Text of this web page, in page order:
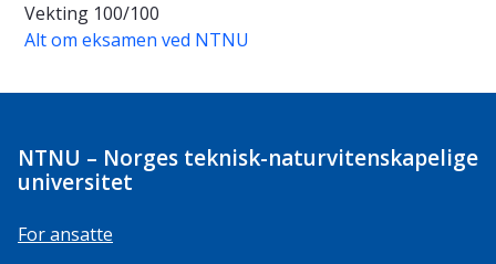
Vekting 100/100
Alt om eksamen ved NTNU
NTNU – Norges teknisk-naturvitenskapelige
universitet
For ansatte